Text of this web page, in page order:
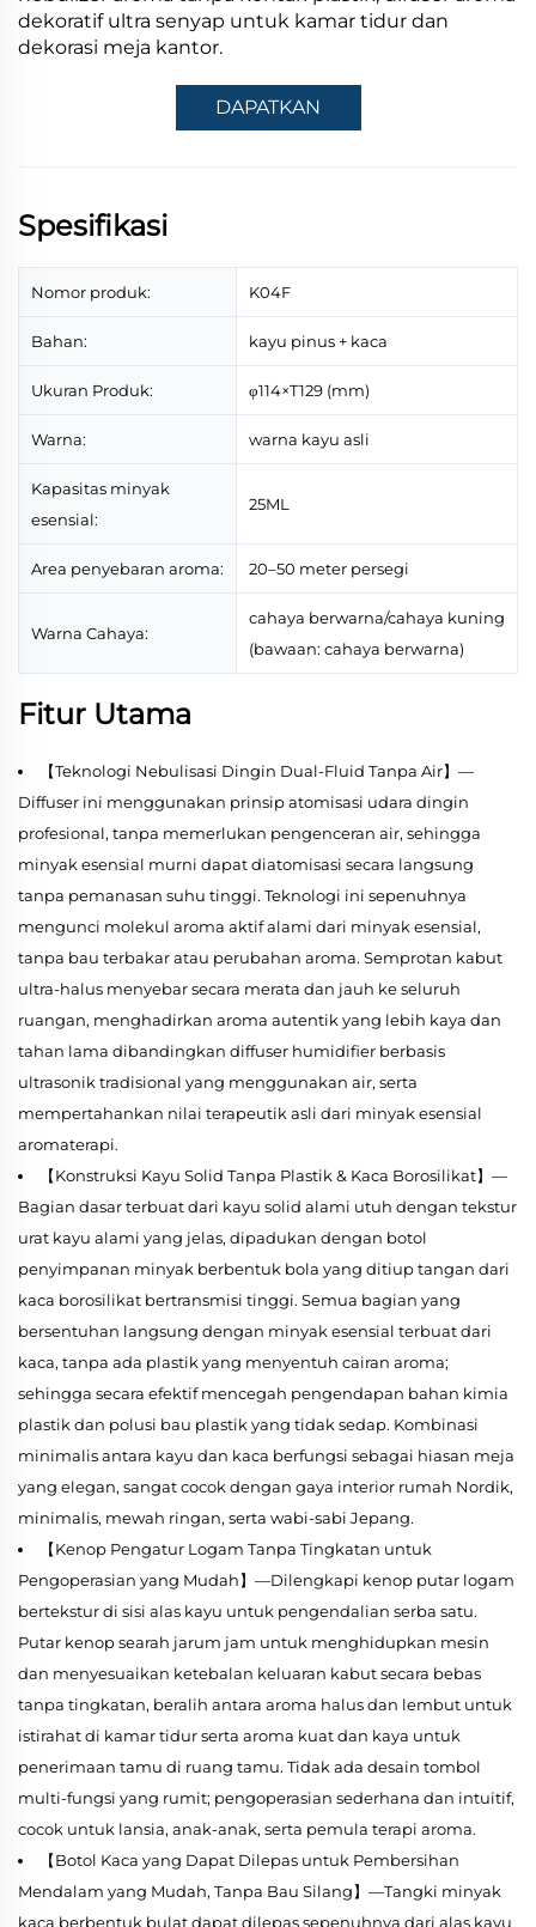
dekoratif ultra senyap untuk kamar tidur dan
dekorasi meja kantor.
DAPATKAN
Spesifikasi
Nomor produk: K04F
Bahan: kayu pinus + kaca
Ukuran Produk: φ114×T129 (mm)
Warna: warna kayu asli
Kapasitas minyak
esensial:
25ML
Area penyebaran aroma: 20–50 meter persegi
Warna Cahaya:
cahaya berwarna/cahaya kuning
(bawaan: cahaya berwarna)
Fitur Utama
【Teknologi Nebulisasi Dingin Dual-Fluid Tanpa Air】—
Diffuser ini menggunakan prinsip atomisasi udara dingin
profesional, tanpa memerlukan pengenceran air, sehingga
minyak esensial murni dapat diatomisasi secara langsung
tanpa pemanasan suhu tinggi. Teknologi ini sepenuhnya
mengunci molekul aroma aktif alami dari minyak esensial,
tanpa bau terbakar atau perubahan aroma. Semprotan kabut
ultra-halus menyebar secara merata dan jauh ke seluruh
ruangan, menghadirkan aroma autentik yang lebih kaya dan
tahan lama dibandingkan diffuser humidifier berbasis
ultrasonik tradisional yang menggunakan air, serta
mempertahankan nilai terapeutik asli dari minyak esensial
aromaterapi.
【Konstruksi Kayu Solid Tanpa Plastik & Kaca Borosilikat】—
Bagian dasar terbuat dari kayu solid alami utuh dengan tekstur
urat kayu alami yang jelas, dipadukan dengan botol
penyimpanan minyak berbentuk bola yang ditiup tangan dari
kaca borosilikat bertransmisi tinggi. Semua bagian yang
bersentuhan langsung dengan minyak esensial terbuat dari
kaca, tanpa ada plastik yang menyentuh cairan aroma;
sehingga secara efektif mencegah pengendapan bahan kimia
plastik dan polusi bau plastik yang tidak sedap. Kombinasi
minimalis antara kayu dan kaca berfungsi sebagai hiasan meja
yang elegan, sangat cocok dengan gaya interior rumah Nordik,
minimalis, mewah ringan, serta wabi-sabi Jepang.
【Kenop Pengatur Logam Tanpa Tingkatan untuk
Pengoperasian yang Mudah】—Dilengkapi kenop putar logam
bertekstur di sisi alas kayu untuk pengendalian serba satu.
Putar kenop searah jarum jam untuk menghidupkan mesin
dan menyesuaikan ketebalan keluaran kabut secara bebas
tanpa tingkatan, beralih antara aroma halus dan lembut untuk
istirahat di kamar tidur serta aroma kuat dan kaya untuk
penerimaan tamu di ruang tamu. Tidak ada desain tombol
multi-fungsi yang rumit; pengoperasian sederhana dan intuitif,
cocok untuk lansia, anak-anak, serta pemula terapi aroma.
【Botol Kaca yang Dapat Dilepas untuk Pembersihan
Mendalam yang Mudah, Tanpa Bau Silang】—Tangki minyak
kaca berbentuk bulat dapat dilepas sepenuhnya dari alas kayu